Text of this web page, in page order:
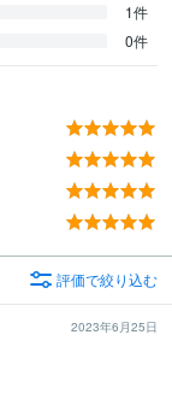
1件
0件
評価で絞り込む
2023年6月25日